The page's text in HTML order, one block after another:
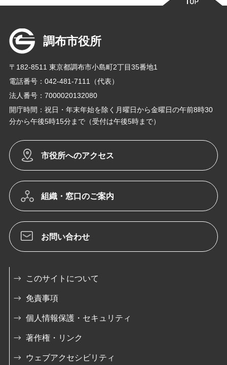
調布市役所
〒182-8511 東京都調布市小島町2丁目35番地1
電話番号：042-481-7111（代表）
法人番号：7000020132080
開庁時間：祝日・年末年始を除く月曜日から金曜日の午前8時30
分から午後5時15分まで（受付は午後5時まで）
市役所へのアクセス
組織・窓口のご案内
お問い合わせ
このサイトについて
免責事項
個人情報保護・セキュリティ
著作権・リンク
ウェブアクセシビリティ